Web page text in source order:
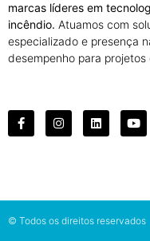
marcas líderes em
incêndio. Atuamos com
especializado e presença
desempenho para projetos
© Todos os direitos reservados